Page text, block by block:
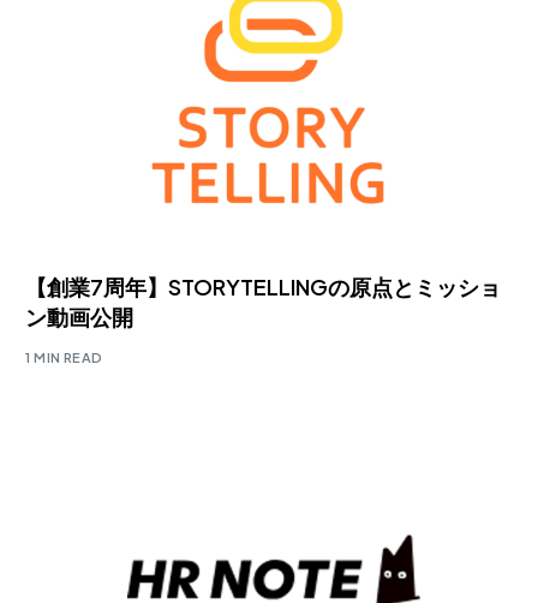
【創業7周年】STORYTELLINGの原点とミッショ
ン動画公開
1 MIN READ